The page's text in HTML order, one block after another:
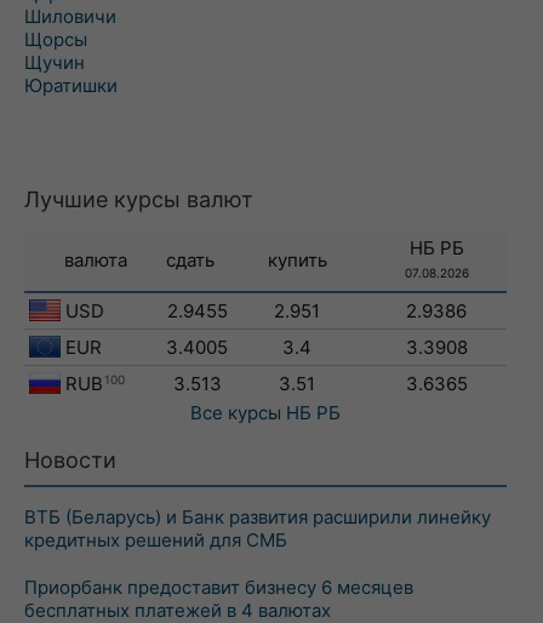
Шиловичи
Щорсы
Щучин
Юратишки
Лучшие курсы валют
валюта сдать купить
НБ РБ
07.08.2026
USD 2.9455 2.951
2.9386
EUR
3.4005 3.4
3.3908
RUB 100 3.513 3.51
3.6365
Все курсы НБ РБ
Новости
ВТБ (Беларусь) и Банк развития расширили линейку
кредитных решений для СМБ
Приорбанк предоставит бизнесу 6 месяцев
бесплатных платежей в 4 валютах